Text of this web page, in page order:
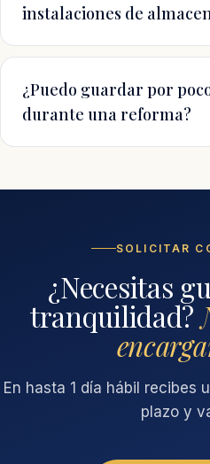
instalaciones de
¿Puedo guardar por
durante una reforma?
SOLICITAR
¿Necesitas
tranquilidad?
En hasta 1 día hábil recibes
plazo y